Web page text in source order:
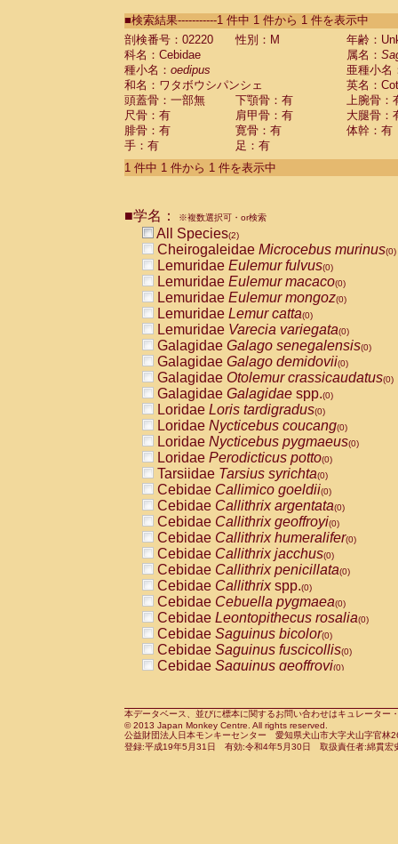
CebidaeSaguinus labiatus(0)
Cebidae Saguinus leucopus (0)
Cebidae
Cebidae
CebidaeSaguinus nigricollis (1)
Cebidae Saguinus oedipus
Cebidae Saguinus weddelli
Cebidae Saguinusspp.
Cebidae Aotus trivirgatus
Cebidae Cebus albifrons
CebidaeCebus nigrivittatus
CebidaeCebus
CebidaeSaimiri boliviensis(0)
CebidaeSaimiri sciureus(0)
AtelidaeAlouatta caraya(0)
AtelidaeAlouatta fusca(0)
AtelidaeAlouatta seniculus
AtelidaeAlouattaspp.(0)
AtelidaeAteles belzebuth(0)
AtelidaeAteles geoffroyi(0)
AtelidaeAteles paniscus(0)
AtelidaeAtelesspp.(0)
Atelidae Lagothrix lagothricha
AtelidaeLagothrix lagothricha cana
PitheciidaeCacajao calvus
PitheciidaeCallicebus cupreus
PitheciidaeCallicebus donacophilus
PitheciidaeCallicebus moloch
PitheciidaeCallicebus torquatus
PitheciidaeCallicebusspp.(0)
PitheciidaeChiropotes satanas(0)
PitheciidaePithecia monachus
PitheciidaePithecia pithecia(0)
CercopithecidaeCercocebus agilis
CercopithecidaeCercocebus
CercopithecidaeCercocebus
CercopithecidaeCercocebus
CercopithecidaeCercocebus
CercopithecidaeCercocebushybrid
CercopithecidaePapio anubis(0)
CercopithecidaePapio cynocephalus
CercopithecidaePapio hamadryas(0)
■検索結果-----------1 件中 1 件から 1 件を表示中
剖検番号：02220
性別：M
年齢：
科名：Cebidae
属名：
種小名： oedipus
亜種小名
和名：ワタボウシパンシェ
英名：
頭蓋骨：一部無
下顎骨：有
上腕骨：
尺骨：有
肩甲骨：有
大腿骨：
腓骨：有
寛骨：有
体幹：有
手：有
足：有
1 件中 1 件から 1 件を表示中
■学名： ※複数選択可・or検索
All Species(2)
Cheirogaleidae Microcebus murinus(0)
Lemuridae Eulemur fulvus(0)
Lemuridae Eulemur macaco(0)
Lemuridae Eulemur mongoz(0)
Lemuridae Lemur catta(0)
Lemuridae Varecia variegata(0)
Galagidae Galago senegalensis(0)
Galagidae Galago demidovii(0)
Galagidae Otolemur crassicaudatus(0)
Galagidae Galagidae spp.(0)
Loridae Loris tardigradus(0)
Loridae Nycticebus coucang(0)
Loridae Nycticebus pygmaeus(0)
Loridae Perodicticus potto(0)
Tarsiidae Tarsius syrichta(0)
Cebidae Callimico goeldii(0)
Cebidae Callithrix argentata(0)
Cebidae Callithrix geoffroyi(0)
Cebidae Callithrix humeralifer(0)
Cebidae Callithrix jacchus(0)
Cebidae Callithrix penicillata(0)
Cebidae Callithrixspp.(0)
Cebidae Cebuella pygmaea(0)
Cebidae Leontopithecus rosalia(0)
Cebidae Saguinus bicolor(0)
Cebidae Saguinus fuscicollis(0)
Cebidae Saguinus geoffroyi(0)
CebidaeSaguinus leucopus(0)
CebidaeSaguinus midas(0)
Cebidae Saguinus mystax(0)
本データベース、並びに標本に関するお問い合わせはキュレータ
© 2013 Japan Monkey Centre. All rights reserved.
公益財団法人日本モンキーセンター 愛知県犬山市大字犬山字官
登録:平成19年5月31日 有効:令和4年5月30日 取扱責任者:綿貫宏